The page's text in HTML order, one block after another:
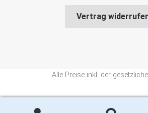
Vertrag
Alle Preise inkl. der